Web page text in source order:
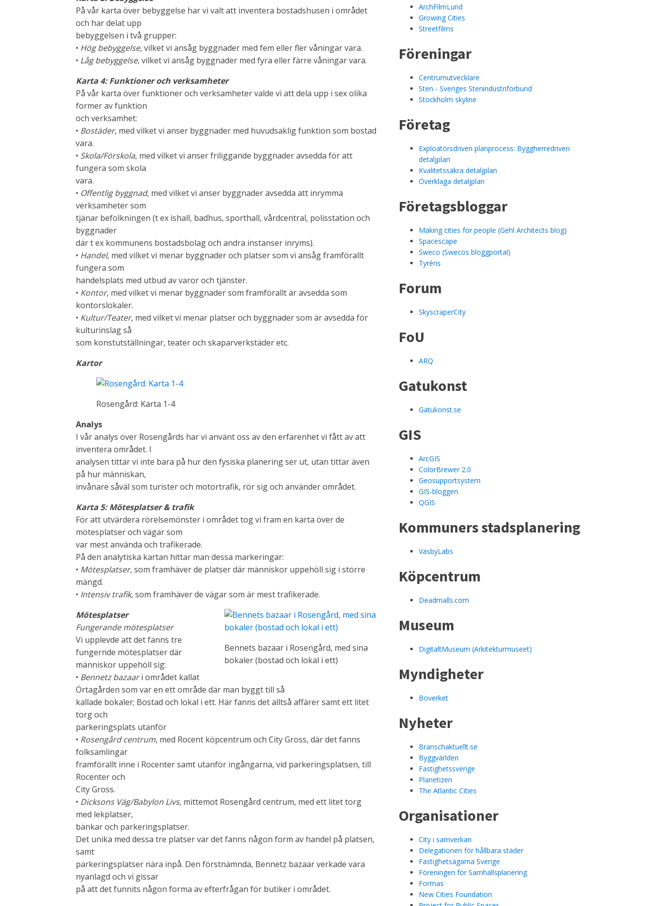
På vår karta över bebyggelse har vi valt att inventera bostadshusen i området
och har delat upp
bebyggelsen i två grupper:
• Hög bebyggelse, vilket vi ansåg byggnader med fem eller fler våningar vara.
• Låg bebyggelse, vilket vi ansåg byggnader med fyra eller färre våningar vara.
Karta 4: Funktioner och verksamheter
På vår karta över funktioner och verksamheter valde vi att dela upp i sex olika
former av funktion
och verksamhet:
• Bostäder, med vilket vi anser byggnader med huvudsaklig funktion som bostad
vara.
• Skola/Förskola, med vilket vi anser friliggande byggnader avsedda för att
fungera som skola
vara.
• Offentlig byggnad, med vilket vi anser byggnader avsedda att inrymma
verksamheter som
tjänar befolkningen (t ex ishall, badhus, sporthall, vårdcentral, polisstation och
byggnader
där t ex kommunens bostadsbolag och andra instanser inryms).
• Handel, med vilket vi menar byggnader och platser som vi ansåg framförallt
fungera som
handelsplats med utbud av varor och tjänster.
• Kontor, med vilket vi menar byggnader som framförallt är avsedda som
kontorslokaler.
• Kultur/Teater, med vilket vi menar platser och byggnader som är avsedda för
kulturinslag så
som konstutställningar, teater och skaparverkstäder etc.
Kartor
Rosengård: Karta 1-4
Analys
I vår analys över Rosengårds har vi använt oss av den erfarenhet vi fått av att
inventera området. I
analysen tittar vi inte bara på hur den fysiska planering ser ut, utan tittar även
på hur människan,
invånare såväl som turister och motortrafik, rör sig och använder området.
Karta 5: Mötesplatser & trafik
För att utvärdera rörelsemönster i området tog vi fram en karta över de
mötesplatser och vägar som
var mest använda och trafikerade.
På den analytiska kartan hittar man dessa markeringar:
• Mötesplatser, som framhäver de platser där människor uppehöll sig i större
mängd.
• Intensiv trafik, som framhäver de vägar som är mest trafikerade.
Bennets bazaar i Rosengård, med sina
bokaler (bostad och lokal i ett)
Mötesplatser
Fungerande mötesplatser
Vi upplevde att det fanns tre
fungernde mötesplatser där
människor uppehöll sig:
• Bennetz bazaari området kallat
Örtagården som var en ett område där man byggt till så
kallade bokaler; Bostad och lokal i ett. Här fanns det alltså affärer samt ett litet
torg och
parkeringsplats utanför
• Rosengård centrum, med Rocent köpcentrum och City Gross, där det fanns
folksamlingar
framförallt inne i Rocenter samt utanför ingångarna, vid parkeringsplatsen, till
Rocenter och
City Gross.
• Dicksons Väg/Babylon Livs, mittemot Rosengård centrum, med ett litet torg
med lekplatser,
bänkar och parkeringsplatser.
Det unika med dessa tre platser var det fanns någon form av handel på platsen,
samt
parkeringsplatser nära inpå. Den förstnämnda, Bennetz bazaar verkade vara
nyanlagd och vi gissar
på att det funnits någon forma av efterfrågan för butiker i området.
ArchFilmLund
Growing Cities
Streetfilms
Föreningar
Centrumutvecklare
Sten - Sveriges Stenindustriförbund
Stockholm skyline
Företag
Exploatörsdriven planprocess: Byggherredriven
detaljplan
Kvalitetssäkra detaljplan
Överklaga detaljplan
Företagsbloggar
Making cities for people (Gehl Architects blog)
Spacescape
Sweco (Swecos bloggportal)
Tyréns
Forum
SkyscraperCity
FoU
ARQ
Gatukonst
Gatukonst.se
GIS
ArcGIS
ColorBrewer 2.0
Geosupportsystem
GIS-bloggen
QGIS
Kommuners stadsplanering
VäsbyLabs
Köpcentrum
Deadmalls.com
Museum
DigitaltMuseum (Arkitekturmuseet)
Myndigheter
Boverket
Nyheter
Branschaktuellt.se
Byggvärlden
Fastighetssverige
Planetizen
The Atlantic Cities
Organisationer
City i samverkan
Delegationen för hållbara städer
Fastighetsägarna Sverige
Föreningen för Samhällsplanering
Formas
New Cities Foundation